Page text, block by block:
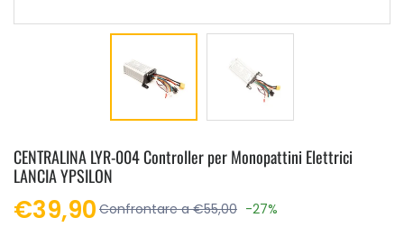
CENTRALINA LYR-004 Controller per Monopattini Elettrici
LANCIA YPSILON
€39,90 Confrontare a €55,00 -27%